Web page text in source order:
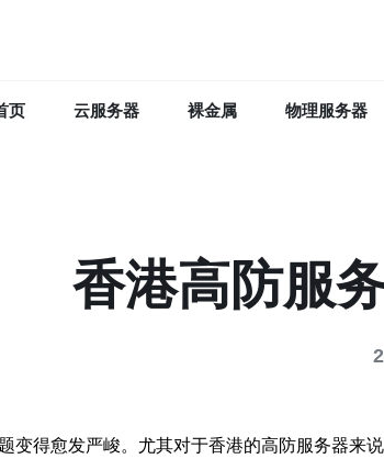
页 云服务器 裸金属 物理服务器
香港高防服
变得愈发严峻。尤其对于香港的高防服务器